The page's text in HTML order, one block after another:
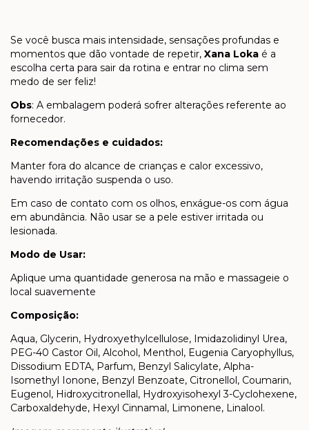
Se você busca mais intensidade, sensações profundas e
momentos que dão vontade de repetir, Xana Loka é a
escolha certa para sair da rotina e entrar no clima sem
medo de ser feliz!
Obs: A embalagem poderá sofrer alterações referente ao
fornecedor.
Recomendações e cuidados:
Manter fora do alcance de crianças e calor excessivo,
havendo irritação suspenda o uso.
Em caso de contato com os olhos, enxágue-os com água
em abundância. Não usar se a pele estiver irritada ou
lesionada.
Modo de Usar:
Aplique uma quantidade generosa na mão e massageie o
local suavemente
Composição:
Aqua, Glycerin, Hydroxyethylcellulose, Imidazolidinyl Urea,
PEG-40 Castor Oil, Alcohol, Menthol, Eugenia Caryophyllus,
Dissodium EDTA, Parfum, Benzyl Salicylate, Alpha-
Isomethyl Ionone, Benzyl Benzoate, Citronellol, Coumarin,
Eugenol, Hidroxycitronellal, Hydroxyisohexyl 3-Cyclohexene,
Carboxaldehyde, Hexyl Cinnamal, Limonene, Linalool.